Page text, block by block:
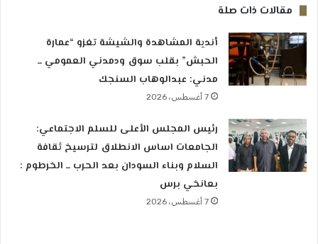
مقالات ذات صلة
أندية المشاهدة والشيشة تغزو “عمارة
الحبش” بقلب سوق ودمدني العمومي ــ
مدني: عبدالوهاب السنجك
7 أغسطس، 2026
رئيس المجلس الأعلى للسلم الاجتماعي:
الجامعات اساس الانطلاق لترسيخ ثقافة
السلام وبناء السودان بعد الحرب ــ الخرطوم :
بعانخي برس
7 أغسطس، 2026